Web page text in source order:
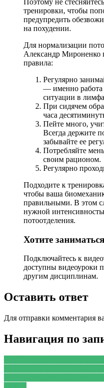
тренировки, чтобы
предупредить
на похудении.
Для нормализации
Александр Мироненко
правила:
Регулярно
— именно
ситуации в
При сидячем
часа
Пейте много,
Всегда держите
забывайте ее
Потребляйте
своим рационом.
Регулярно
Подходите к
чтобы ваша
правильными. В этом
нужной
потоотделения.
Хотите
Подключайтесь к
доступны видеоуроки
другим дисциплинам.
Оставить ответ
Для отправки комментария
Навигация по